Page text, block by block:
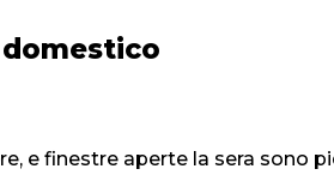
e finestre aperte la sera sono